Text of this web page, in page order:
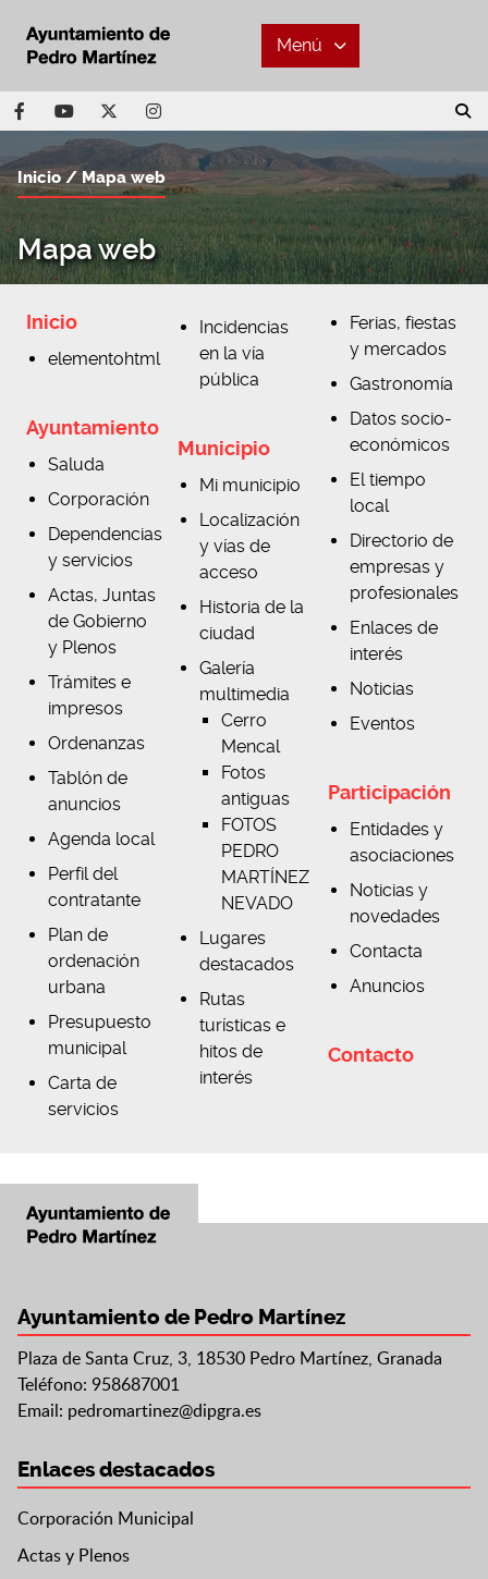
Menú
Mapa web
Inicio Mapa web
Inicio
elementohtml
Ayuntamiento
Saluda
Corporación
Dependencias
y servicios
Actas, Juntas
de Gobierno
y Plenos
Trámites e
impresos
Ordenanzas
Tablón de
anuncios
Agenda local
Perfil del
contratante
Plan de
ordenación
urbana
Presupuesto
municipal
Carta de
servicios
Incidencias
en la vía
pública
Municipio
Mi municipio
Localización
y vías de
acceso
Historia de la
ciudad
Galería
multimedia
Cerro
Mencal
Fotos
antiguas
FOTOS
PEDRO
MARTÍNEZ
NEVADO
Lugares
destacados
Rutas
turísticas e
hitos de
interés
Ferias, fiestas
y mercados
Gastronomía
Datos socio-
económicos
El tiempo
local
Directorio de
empresas y
profesionales
Enlaces de
interés
Noticias
Eventos
Participación
Entidades y
asociaciones
Noticias y
novedades
Contacta
Anuncios
Contacto
Ayuntamiento de Pedro Martínez
Plaza de Santa Cruz, 3, 18530 Pedro Martínez, Granada
Teléfono: 958687001
Email: pedromartinez@dipgra.es
Enlaces destacados
Corporación Municipal
Actas y Plenos